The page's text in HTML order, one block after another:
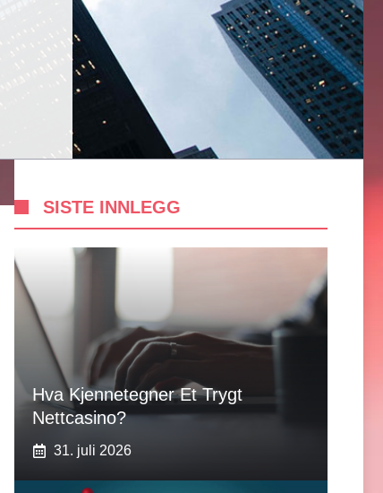
SISTE INNLEGG
Hva Kjennetegner Et Trygt
Nettcasino?
31. juli 2026